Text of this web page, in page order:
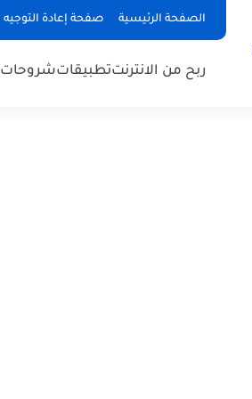
الصفحة الرئيسية صفحة إعادة التوجيه
ربح من الانترنتتطبيقاتشروحات